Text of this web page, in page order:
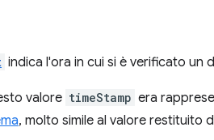
indica l'ora in cui si è verificato un
valore timeStamp era
, molto simile al valore restituito